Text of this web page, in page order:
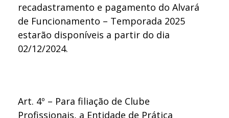
recadastramento e pagamento do Alvará
de Funcionamento – Temporada 2025
estarão disponíveis a partir do dia
02/12/2024.
Art. 4º – Para filiação de Clube
Profissionais, a Entidade de Prática